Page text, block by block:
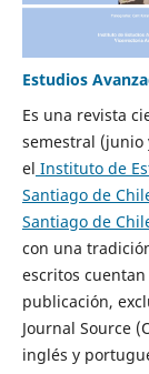
Estudios
Es una revista
semestral (junio
el Instituto de
Santiago de
Santiago de
con una
escritos
publicación,
Journal Source
inglés y